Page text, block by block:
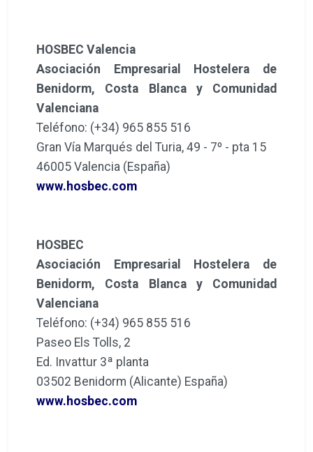
HOSBEC Valencia
Asociación Empresarial Hostelera de
Benidorm, Costa Blanca y Comunidad
Valenciana
Teléfono: (+34) 965 855 516
Gran Vía Marqués del Turia, 49 - 7º - pta 15
46005 Valencia (España)
www.hosbec.com
HOSBEC
Asociación Empresarial Hostelera de
Benidorm, Costa Blanca y Comunidad
Valenciana
Teléfono: (+34) 965 855 516
Paseo Els Tolls, 2
Ed. Invattur 3ª planta
03502 Benidorm (Alicante) España)
www.hosbec.com